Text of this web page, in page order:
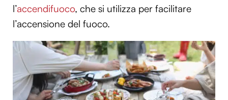
l’accendifuoco, che si utilizza per facilitare
l’accensione del fuoco.